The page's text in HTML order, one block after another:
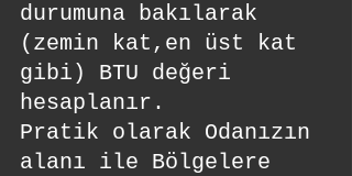
durumuna bakılarak
(zemin kat,en üst kat
gibi) BTU değeri
hesaplanır.
Pratik olarak Odanızın
alanı ile Bölgelere